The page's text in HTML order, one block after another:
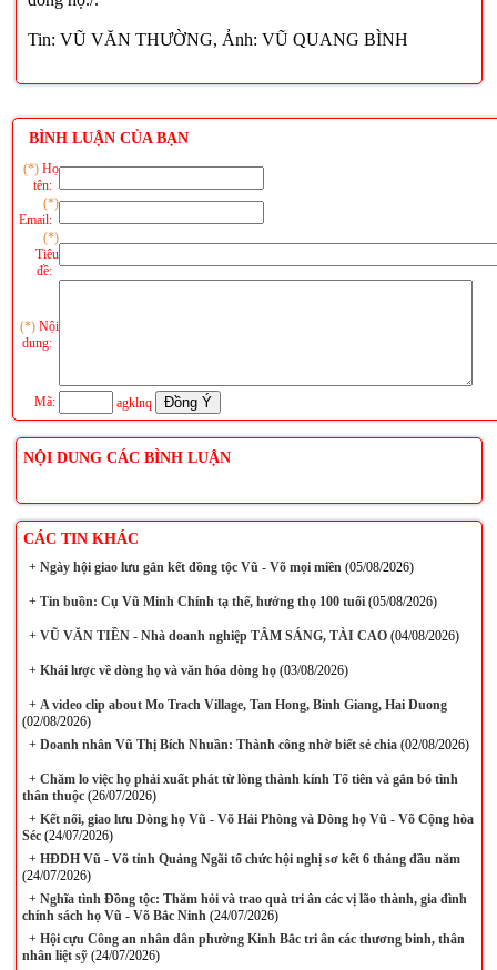
Tin: VŨ VĂN THƯỜNG, Ảnh: VŨ QUANG BÌNH
BÌNH LUẬN CỦA BẠN
(*) Họ
tên:
(*)
Email:
(*)
Tiêu
đề:
(*) Nội
dung:
Mã: agklnq
NỘI DUNG CÁC BÌNH LUẬN
CÁC TIN KHÁC
+Ngày hội giao lưu gắn kết đồng tộc Vũ - Võ mọi miền(05/08/2026)
+Tin buồn: Cụ Vũ Minh Chính tạ thế, hưởng thọ 100 tuổi(05/08/2026)
+VŨ VĂN TIỀN - Nhà doanh nghiệp TÂM SÁNG, TÀI CAO(04/08/2026)
+Khái lược về dòng họ và văn hóa dòng họ(03/08/2026)
+A video clip about Mo Trach Village, Tan Hong, Binh Giang, Hai Duong
(02/08/2026)
+Doanh nhân Vũ Thị Bích Nhuần: Thành công nhờ biết sẻ chia(02/08/2026)
+Chăm lo việc họ phải xuất phát từ lòng thành kính Tổ tiên và gắn bó tình
thân thuộc(26/07/2026)
+Kết nối, giao lưu Dòng họ Vũ - Võ Hải Phòng và Dòng họ Vũ - Võ Cộng hòa
Séc(24/07/2026)
+HĐDH Vũ - Võ tỉnh Quảng Ngãi tổ chức hội nghị sơ kết 6 tháng đầu năm
(24/07/2026)
+Nghĩa tình Đồng tộc: Thăm hỏi và trao quà tri ân các vị lão thành, gia đình
chính sách họ Vũ - Võ Bắc Ninh(24/07/2026)
+Hội cựu Công an nhân dân phường Kinh Bắc tri ân các thương binh, thân
nhân liệt sỹ(24/07/2026)